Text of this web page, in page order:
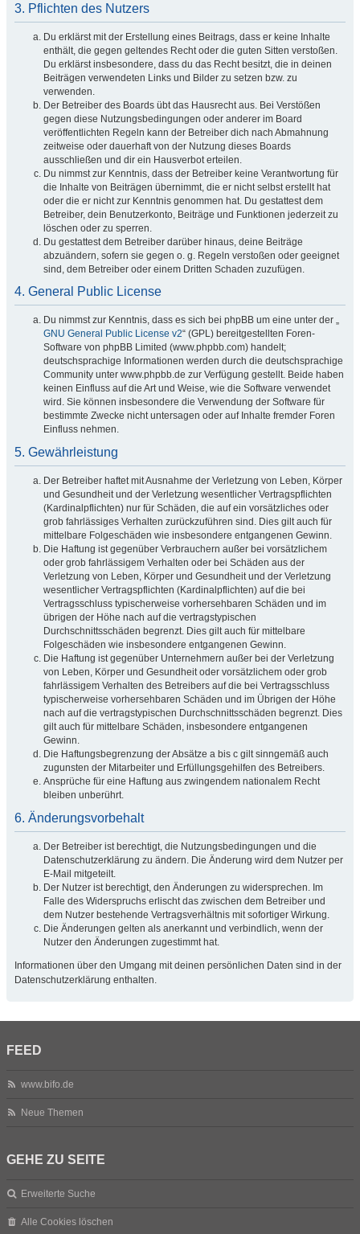
3. Pflichten des Nutzers
Du erklärst mit der Erstellung eines Beitrags, dass er keine Inhalte
enthält, die gegen geltendes Recht oder die guten Sitten verstoßen.
Du erklärst insbesondere, dass du das Recht besitzt, die in deinen
Beiträgen verwendeten Links und Bilder zu setzen bzw. zu
verwenden.
Der Betreiber des Boards übt das Hausrecht aus. Bei Verstößen
gegen diese Nutzungsbedingungen oder anderer im Board
veröffentlichten Regeln kann der Betreiber dich nach Abmahnung
zeitweise oder dauerhaft von der Nutzung dieses Boards
ausschließen und dir ein Hausverbot erteilen.
Du nimmst zur Kenntnis, dass der Betreiber keine Verantwortung für
die Inhalte von Beiträgen übernimmt, die er nicht selbst erstellt hat
oder die er nicht zur Kenntnis genommen hat. Du gestattest dem
Betreiber, dein Benutzerkonto, Beiträge und Funktionen jederzeit zu
löschen oder zu sperren.
Du gestattest dem Betreiber darüber hinaus, deine Beiträge
abzuändern, sofern sie gegen o. g. Regeln verstoßen oder geeignet
sind, dem Betreiber oder einem Dritten Schaden zuzufügen.
4. General Public License
Du nimmst zur Kenntnis, dass es sich bei phpBB um eine unter der „
GNU General Public License v2“ (GPL) bereitgestellten Foren-
Software von phpBB Limited (www.phpbb.com) handelt;
deutschsprachige Informationen werden durch die deutschsprachige
Community unter www.phpbb.de zur Verfügung gestellt. Beide haben
keinen Einfluss auf die Art und Weise, wie die Software verwendet
wird. Sie können insbesondere die Verwendung der Software für
bestimmte Zwecke nicht untersagen oder auf Inhalte fremder Foren
Einfluss nehmen.
5. Gewährleistung
Der Betreiber haftet mit Ausnahme der Verletzung von Leben, Körper
und Gesundheit und der Verletzung wesentlicher Vertragspflichten
(Kardinalpflichten) nur für Schäden, die auf ein vorsätzliches oder
grob fahrlässiges Verhalten zurückzuführen sind. Dies gilt auch für
mittelbare Folgeschäden wie insbesondere entgangenen Gewinn.
Die Haftung ist gegenüber Verbrauchern außer bei vorsätzlichem
oder grob fahrlässigem Verhalten oder bei Schäden aus der
Verletzung von Leben, Körper und Gesundheit und der Verletzung
wesentlicher Vertragspflichten (Kardinalpflichten) auf die bei
Vertragsschluss typischerweise vorhersehbaren Schäden und im
übrigen der Höhe nach auf die vertragstypischen
Durchschnittsschäden begrenzt. Dies gilt auch für mittelbare
Folgeschäden wie insbesondere entgangenen Gewinn.
Die Haftung ist gegenüber Unternehmern außer bei der Verletzung
von Leben, Körper und Gesundheit oder vorsätzlichem oder grob
fahrlässigem Verhalten des Betreibers auf die bei Vertragsschluss
typischerweise vorhersehbaren Schäden und im Übrigen der Höhe
nach auf die vertragstypischen Durchschnittsschäden begrenzt. Dies
gilt auch für mittelbare Schäden, insbesondere entgangenen
Gewinn.
Die Haftungsbegrenzung der Absätze a bis c gilt sinngemäß auch
zugunsten der Mitarbeiter und Erfüllungsgehilfen des Betreibers.
Ansprüche für eine Haftung aus zwingendem nationalem Recht
bleiben unberührt.
6. Änderungsvorbehalt
Der Betreiber ist berechtigt, die Nutzungsbedingungen und die
Datenschutzerklärung zu ändern. Die Änderung wird dem Nutzer per
E-Mail mitgeteilt.
Der Nutzer ist berechtigt, den Änderungen zu widersprechen. Im
Falle des Widerspruchs erlischt das zwischen dem Betreiber und
dem Nutzer bestehende Vertragsverhältnis mit sofortiger Wirkung.
Die Änderungen gelten als anerkannt und verbindlich, wenn der
Nutzer den Änderungen zugestimmt hat.
Informationen über den Umgang mit deinen persönlichen Daten sind in der
Datenschutzerklärung enthalten.
FEED
www.bifo.de
Neue Themen
GEHE ZU SEITE
Erweiterte Suche
Alle Cookies löschen